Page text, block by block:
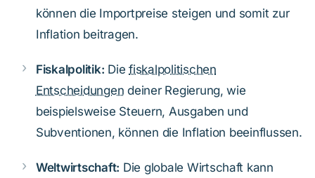
können die Importpreise steigen und somit zur
Inflation beitragen.
Fiskalpolitik: Diefiskalpolitischen
Entscheidungen deiner Regierung, wie
beispielsweise Steuern, Ausgaben und
Subventionen, können die Inflation beeinflussen.
Weltwirtschaft: Die globale Wirtschaft kann